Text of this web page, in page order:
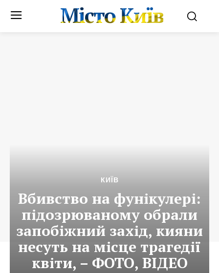
Місто Київ
КИЇВ
Вбивство на фунікулері:
підозрюваному обрали
запобіжний захід, кияни
несуть на місце трагедії
квіти, – ФОТО, ВІДЕО